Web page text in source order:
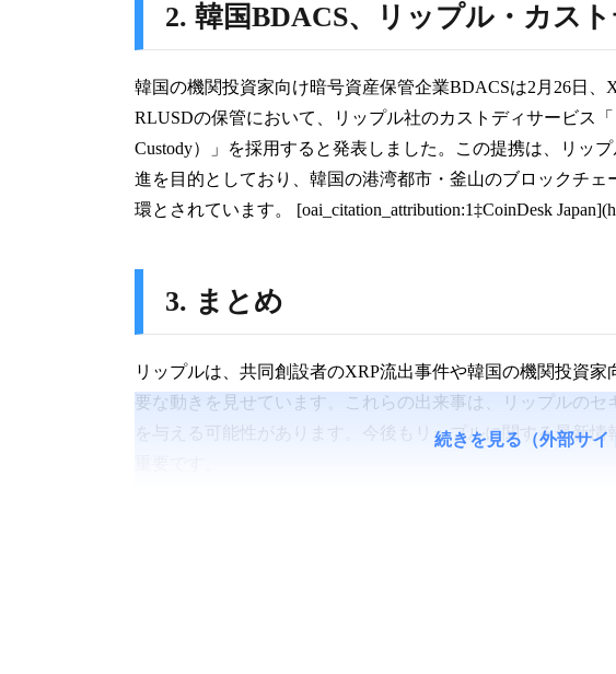
2. 韓国BDACS、リップル・カス
韓国の機関投資家向け暗号資産保管企業BDACSは2月26日
RLUSDの保管において、リップル社のカストディサービス
Custody）」を採用すると発表しました。この提携は、リッ
進を目的としており、韓国の港湾都市・釜山のブロックチ
環とされています。 [oai_citation_attribution:1‡CoinDesk
3. まとめ
リップルは、共同創設者のXRP流出事件や韓国の機関投資
要な動きを見せています。これらの出来事は、リップルの
を与える可能性があります。今後もリップルに関する最新
続きを見る（外部サイ